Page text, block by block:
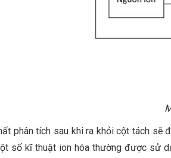
phân tích sau khi ra khỏi cột tách sẽ
số kĩ thuật ion hóa thường được sử